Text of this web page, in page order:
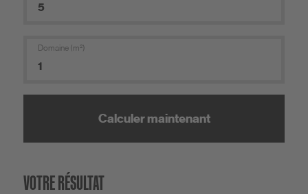
Domaine (m²)
Calculer maintenant
VOTRE RÉSULTAT